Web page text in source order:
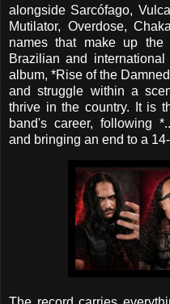
alongside Sarcófago,
Mutilator, Overdose,
names that make up
Brazilian and
album, *Rise of the
and struggle within a
thrive in the country. It is
band's career, following
and bringing an end to a